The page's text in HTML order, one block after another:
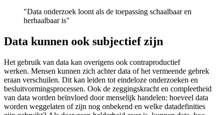
"Data onderzoek loont als de toepassing schaalbaar en
herhaalbaar is"
Data kunnen ook subjectief zijn
Het gebruik van data kan overigens ook contraproductief
werken. Mensen kunnen zich achter data of het vermeende gebrek
eraan verschuilen. Dit kan leiden tot eindeloze onderzoeken en
besluitvormingsprocessen. Ook de zeggingskracht en compleetheid
van data worden beïnvloed door menselijk handelen: hoeveel data
worden weggelaten of zijn nog onbekend en welke datadefinities